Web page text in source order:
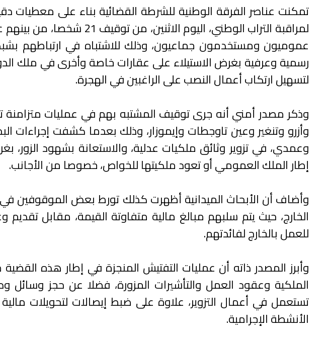
تمكنت عناصر الفرقة الوطنية للشرطة القضائية بناء على معطيات
لمراقبة التراب الوطني، اليوم
عموميون ومستخدمون جماعيون، وذلك للاشتباه في ارتباطهم
رسمية وعرفية بغرض الاستيلاء على عقارات خاصة وأخرى في ملك
لتسهيل ارتكاب أعمال النصب على الراغبين في الهجرة.
وذكر مصدر أمني أنه جرى توقيف المشتبه بهم في عمليات متزامنة
وأزرو وتنغير وعين تاوجطات وإيموزار، وذلك بعدما كشفت
وعمدي، في تزوير وثائق ملكيات عدلية، والاستعانة بشهود الزور،
إطار الملك العمومي أو تعود ملكيتها للخواص، خصوصا من الأجانب.
وأضاف أن الأبحاث الميدانية أظهرت كذلك تورط بعض الموقوفين في
الخارج، حيث يتم سلبهم مبالغ مالية متفاوتة القيمة، مقابل
للعمل بالخارج لفائدتهم.
وأبرز المصدر ذاته أن عمليات التفتيش المنجزة في إطار هذه
الملكية وعقود العمل والتأشيرات المزورة، فضلا عن حجز
تستعمل في أعمال التزوير، علاوة على ضبط إيصالات لتحويلات
الأنشطة الإجرامية.